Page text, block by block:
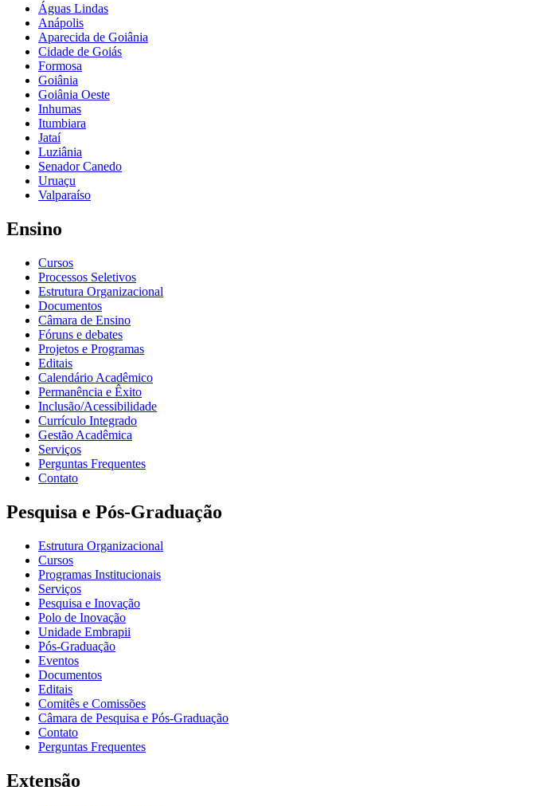
Águas Lindas
Anápolis
Aparecida de Goiânia
Cidade de Goiás
Formosa
Goiânia
Goiânia Oeste
Inhumas
Itumbiara
Jataí
Luziânia
Senador Canedo
Uruaçu
Valparaíso
Ensino
Cursos
Processos Seletivos
Estrutura Organizacional
Documentos
Câmara de Ensino
Fóruns e debates
Projetos e Programas
Editais
Calendário Acadêmico
Permanência e Êxito
Inclusão/Acessibilidade
Currículo Integrado
Gestão Acadêmica
Serviços
Perguntas Frequentes
Contato
Pesquisa e Pós-Graduação
Estrutura Organizacional
Cursos
Programas Institucionais
Serviços
Pesquisa e Inovação
Polo de Inovação
Unidade Embrapii
Pós-Graduação
Eventos
Documentos
Editais
Comitês e Comissões
Câmara de Pesquisa e Pós-Graduação
Contato
Perguntas Frequentes
Extensão